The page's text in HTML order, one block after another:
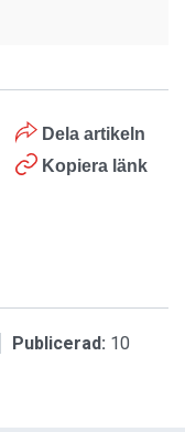
Dela artikeln
Kopiera länk
Publicerad: 10